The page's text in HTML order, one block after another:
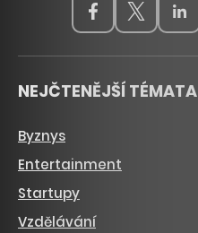
NEJČTENĚJŠÍ TÉMATA
Byznys
Entertainment
Startupy
Vzdělávání